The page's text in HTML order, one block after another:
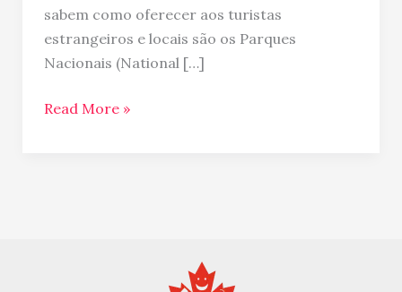
sabem como oferecer aos turistas
estrangeiros e locais são os Parques
Nacionais (National […]
Read More »